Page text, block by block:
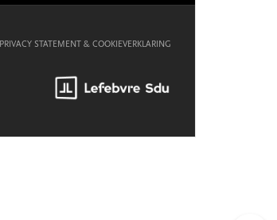
PRIVACY STATEMENT & COOKIEVERKLARING